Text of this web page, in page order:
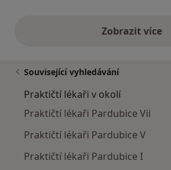
Zobrazit více
výše
Související vyhledávání
Praktičtí lékaři v okolí
Praktičtí lékaři Pardubice Vii
Praktičtí lékaři Pardubice V
Praktičtí lékaři Pardubice I